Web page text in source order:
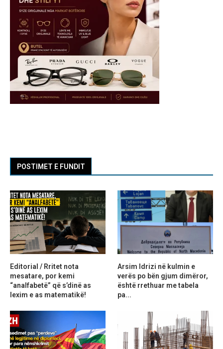
POSTIMET E FUNDIT
Editorial / Rritet nota
mesatare, por kemi
“analfabetë” që s’dinë as
lexim e as matematikë!
Arsim Idrizi në kulmin e
verës po bën gjum dimëror,
është rrethuar me tabela
pa...